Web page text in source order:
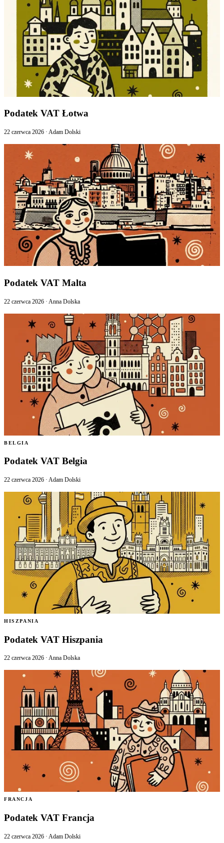
Podatek VAT Łotwa
22 czerwca 2026 · Adam Dolski
Podatek VAT Malta
22 czerwca 2026 · Anna Dolska
BELGIA
Podatek VAT Belgia
22 czerwca 2026 · Adam Dolski
HISZPANIA
Podatek VAT Hiszpania
22 czerwca 2026 · Anna Dolska
FRANCJA
Podatek VAT Francja
22 czerwca 2026 · Adam Dolski